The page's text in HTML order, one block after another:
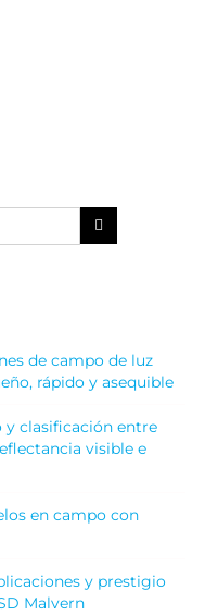
de campo de luz
rápido y asequible
y clasificación entre
visible e
en campo con
y prestigio
Malvern